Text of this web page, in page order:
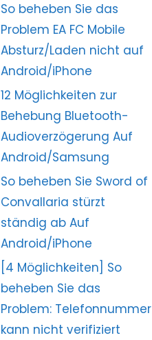
So beheben Sie das
Problem EA FC Mobile
Absturz/Laden nicht auf
Android/iPhone
12 Möglichkeiten zur
Behebung Bluetooth-
Audioverzögerung Auf
Android/Samsung
So beheben Sie Sword of
Convallaria stürzt
ständig ab Auf
Android/iPhone
[4 Möglichkeiten] So
beheben Sie das
Problem: Telefonnummer
kann nicht verifiziert